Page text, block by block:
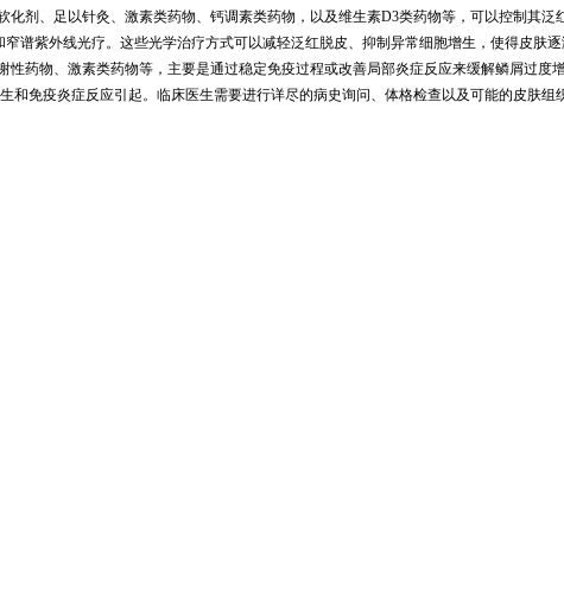
剂、足以针灸、激素类药物、钙调素类药物，以及维生素D3类药物等，可以控制其泛
谱紫外线光疗。这些光学治疗方式可以减轻泛红脱皮、抑制异常细胞增生，使得皮肤逐
药物、激素类药物等，主要是通过稳定免疫过程或改善局部炎症反应来缓解鳞屑过度增
和免疫炎症反应引起。临床医生需要进行详尽的病史询问、体格检查以及可能的皮肤